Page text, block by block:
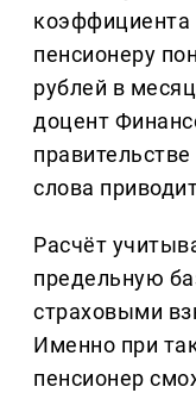
пенсионеру
рублей в
доцент
слова
Расчёт
предельную
страховыми
Именно при
пенсионер